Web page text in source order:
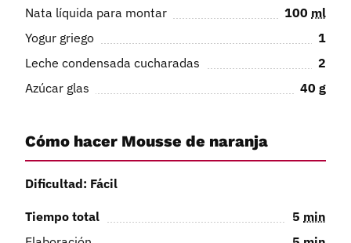
Nata líquida para montar
100 ml
Yogur griego
1
Leche condensada cucharadas
2
Azúcar glas
40 g
Cómo hacer Mousse de naranja
Dificultad: Fácil
Tiempo total 5 min